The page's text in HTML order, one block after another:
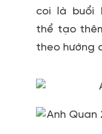
coi là buổi
thể tạo
theo hướng